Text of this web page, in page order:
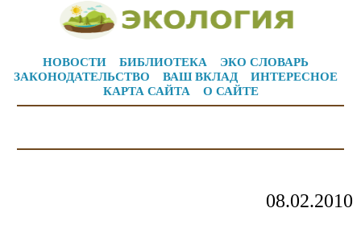
НОВОСТИ БИБЛИОТЕКА
ЭКО СЛОВАРЬ
ЗАКОНОДАТЕЛЬСТВО
ВАШ ВКЛАД
ИНТЕРЕСНОЕ
КАРТА САЙТА
О САЙТЕ
08.02.2010